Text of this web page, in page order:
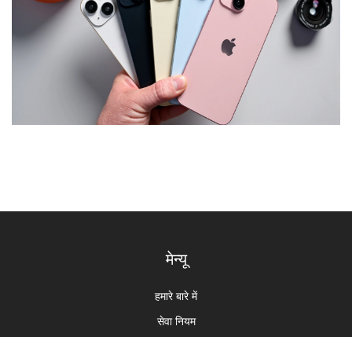
मेन्यू
हमारे बारे में
सेवा नियम